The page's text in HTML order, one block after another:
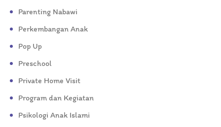
Parenting Nabawi
Perkembangan Anak
Pop Up
Preschool
Private Home Visit
Program dan Kegiatan
Psikologi Anak Islami